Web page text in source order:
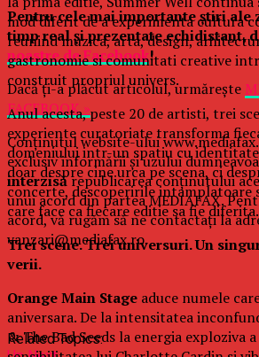
Pentru cele mai importante ştiri ale
timp real şi prezentate echidistant,
noastre de Facebook!
Dacă ţi-a plăcut articolul, urmăreşte
FACEBOOK »
Conținutul website-ului
exclusiv informării și uzului
interzisărepublicarea conținutului
unui acord din partea MEDIAFAX.
acord, vă rugăm să ne contactați la
vanzari@mediafax.ro.
Related Topics:
mod diferit de a experimenta cultura
reunind muzica, arta, design,
gastronomie si comunitati creative
construit propriul univers.
Anul acesta, peste 20 de artisti, trei
experiente curatoriate transforma
domeniului intr-un spatiu cu
doar despre cine urca pe scena, ci
concerte, descoperirile intamplatoare
care face ca fiecare editie sa fie diferita.
Trei scene. Trei universuri. Un
verii.
Orange Main Stage aduce numele
aniversara. De la intensitatea
& The Bad Seeds la energia exploziva